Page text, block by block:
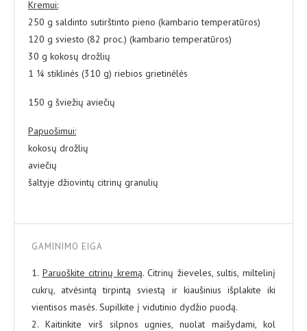
Kremui:
250 g saldinto sutirštinto pieno (kambario temperatūros)
120 g sviesto (82 proc.) (kambario temperatūros)
30 g kokosų drožlių
1 ¼ stiklinės (310 g) riebios grietinėlės
150 g šviežių aviečių
Papuošimui:
kokosų drožlių
aviečių
šaltyje džiovintų citrinų granulių
GAMINIMO EIGA
1. Paruoškite citrinų kremą. Citrinų žieveles, sultis, miltelinį
cukrų, atvėsintą tirpintą sviestą ir kiaušinius išplakite iki
vientisos masės. Supilkite į vidutinio dydžio puodą.
2. Kaitinkite virš silpnos ugnies, nuolat maišydami, kol